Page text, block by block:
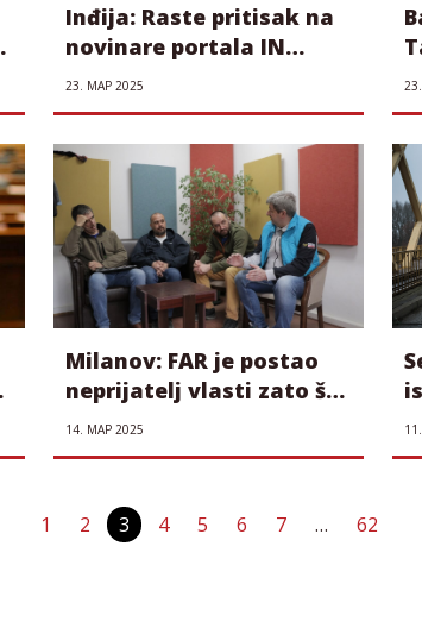
Inđija: Raste pritisak na
novinare portala IN
Medija
23. МАР 2025
Milanov: FAR je postao
neprijatelj vlasti zato što
profesionalno obavlja
posao
14. МАР 2025
Пагинација
1 2 3 4 5 6 7 … 62